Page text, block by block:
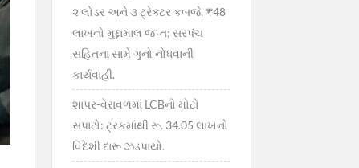
૨ લોડર અને ૩ ટ્રેક્ટર કબજે, ₹48
લાખનો મુદ્દામાલ જપ્ત; સરપંચ
સહિતના સામે ગુનો નોંધવાની
કાર્યવાહી.
શાપર-વેરાવળમાં LCBનો મોટો
સપાટો: ટ્રકમાંથી રૂ. 34.05 લાખનો
વિદેશી દારૂ ઝડપાયો.